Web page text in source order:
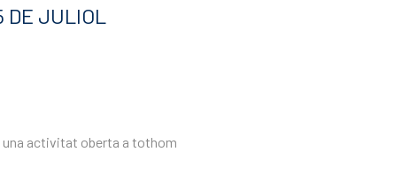
DE JULIOL
una activitat oberta a tothom